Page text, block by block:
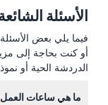
الأسئلة
فيما يلي بعض
أو كنت بحاجة إلى
الدردشة الحية أو
ما هي ساعات